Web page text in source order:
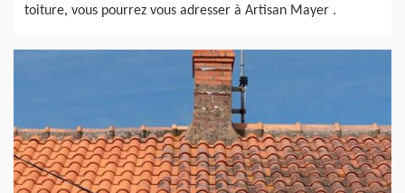
toiture, vous pourrez vous adresser à Artisan Mayer .